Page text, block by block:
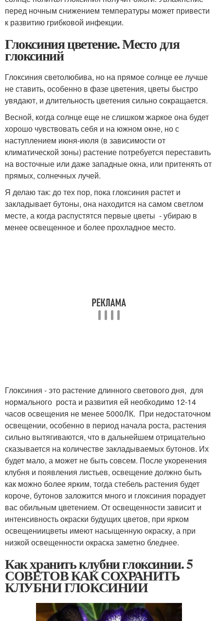
перед ночным снижением температуры может привести
к развитию грибковой инфекции.
Глоксиния цветение. Место для
глоксиний
Глоксиния светолюбива, но на прямое солнце ее лучше
не ставить, особенно в фазе цветения, цветы быстро
увядают, и длительность цветения сильно сокращается.
Весной, когда солнце еще не слишком жаркое она будет
хорошо чувствовать себя и на южном окне, но с
наступлением июня-июля (в зависимости от
климатической зоны) растение потребуется переставить
на восточные или даже западные окна, или притенять от
прямых, солнечных лучей.
Я делаю так: до тех пор, пока глоксиния растет и
закладывает бутоны, она находится на самом светлом
месте, а когда распустятся первые цветы - убираю в
менее освещенное и более прохладное место.
Глоксиния - это растение длинного светового дня, для
нормального роста и развития ей необходимо 12-14
часов освещения не менее 5000ЛК. При недостаточном
освещении, особенно в период начала роста, растения
сильно вытягиваются, что в дальнейшем отрицательно
сказывается на количестве закладываемых бутонов. Их
будет мало, а может не быть совсем. После укоренения
клубня и появления листьев, освещение должно быть
как можно более ярким, тогда стебель растения будет
короче, бутонов заложится много и глоксиния порадует
вас обильным цветением. От освещенности зависит и
интенсивность окраски будущих цветов, при ярком
освещениицветы имеют насыщенную окраску, а при
низкой освещенности окраска заметно бледнее.
Как хранить клубни глоксинии. 5
СОВЕТОВ КАК СОХРАНИТЬ
КЛУБНИ ГЛОКСИНИИ